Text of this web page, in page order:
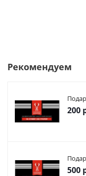
Рекомендуем
200
500